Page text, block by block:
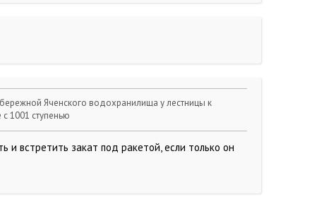
Яченского водохранилища у лестницы к
1001 ступенью
и встретить закат под ракетой, если только он